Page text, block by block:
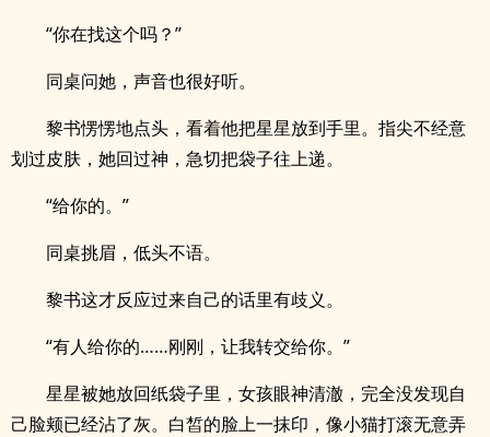
“你在找这个吗？”
同桌问她，声音也很好听。
黎书愣愣地点头，看着他把星星放到手里。指尖不经意
划过皮肤，她回过神，急切把袋子往上递。
“给你的。”
同桌挑眉，低头不语。
黎书这才反应过来自己的话里有歧义。
“有人给你的……刚刚，让我转交给你。”
星星被她放回纸袋子里，女孩眼神清澈，完全没发现自
己脸颊已经沾了灰。白皙的脸上一抹印，像小猫打滚无意弄